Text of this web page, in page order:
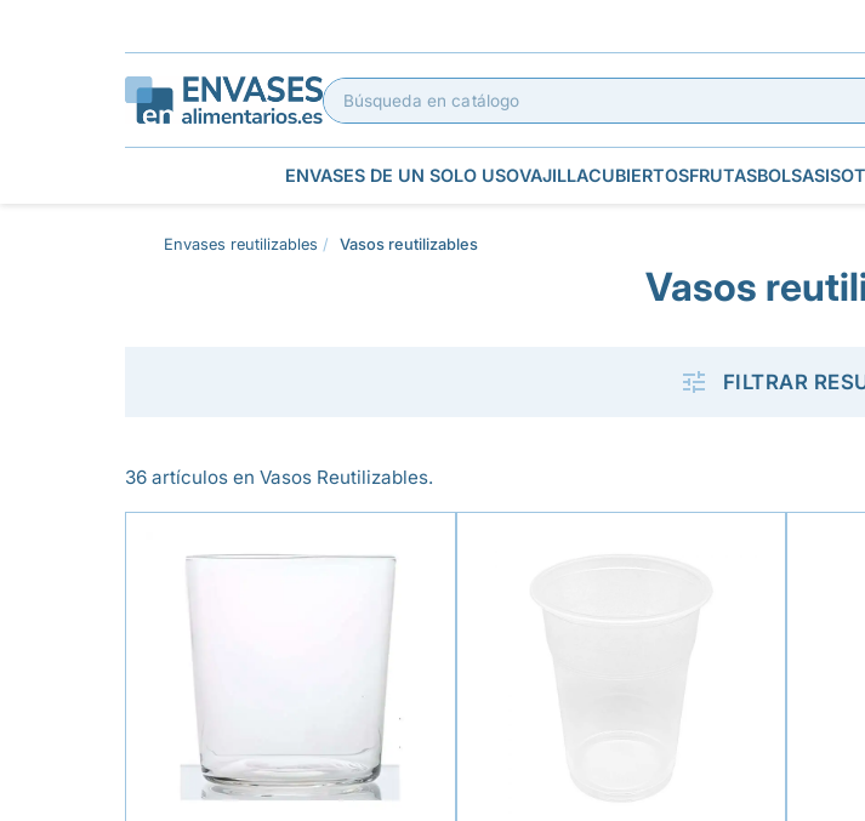
ENVASES DE UN SOLO USOVAJILLACUBIERTOSFRUTASBOLSAS
Envases reutilizables Vasos reutilizables
Vasos
 FILTRAR
36 artículos en Vasos Reutilizables.